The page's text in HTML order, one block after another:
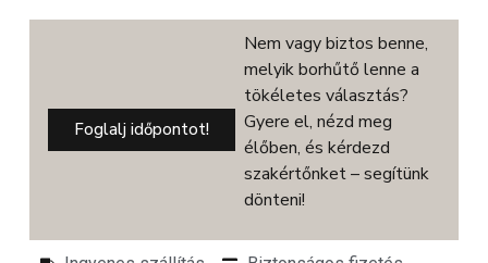
Foglalj időpontot!
Nem vagy biztos benne,
melyik borhűtő lenne a
tökéletes választás?
Gyere el, nézd meg
élőben, és kérdezd
szakértőnket – segítünk
dönteni!